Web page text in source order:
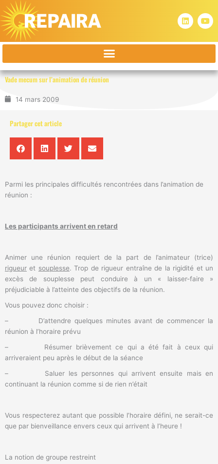
Aller
au
contenu
L
i
k
i
n
Y
o
t
e
Vade mecum sur l’animation de réunion
14 mars 2009
Partager cet article
Parmi les principales difficultés rencontrées dans l’animation de
réunion :
Les participants arrivent en retard
Animer une réunion requiert de la part de l’animateur (trice)
rigueur et souplesse. Trop de rigueur entraîne de la rigidité et un
excès de souplesse peut conduire à un « laisser-faire »
préjudiciable à l’atteinte des objectifs de la réunion.
Vous pouvez donc choisir :
– D’attendre quelques minutes avant de commencer la
réunion à l’horaire prévu
– Résumer brièvement ce qui a été fait à ceux qui
arriveraient peu après le début de la séance
– Saluer les personnes qui arrivent ensuite mais en
continuant la réunion comme si de rien n’était
Vous respecterez autant que possible l’horaire défini, ne serait-ce
que par bienveillance envers ceux qui arrivent à l’heure !
La notion de groupe restreint